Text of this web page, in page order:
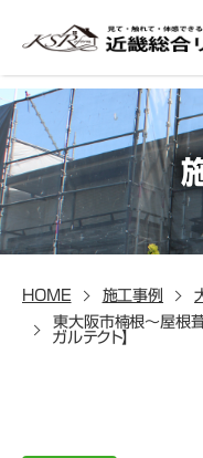
HOME 施工事例
東大阪市楠根～屋根
ガルテクト】